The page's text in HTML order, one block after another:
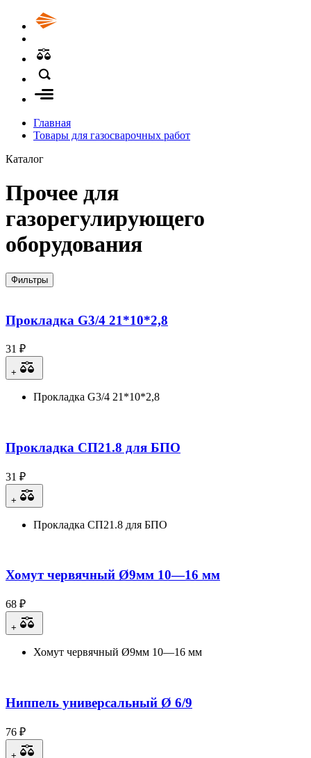
Главная
Товары для газосварочных работ
Каталог
Прочее для
газорегулирующего
оборудования
Фильтры
Прокладка G3/4 21*10*2,8
31 ₽
+
Прокладка G3/4 21*10*2,8
Прокладка СП21.8 для БПО
31 ₽
+
Прокладка СП21.8 для БПО
Хомут червячный Ø9мм 10—16 мм
68 ₽
+
Хомут червячный Ø9мм 10—16 мм
Ниппель универсальный Ø 6/9
76 ₽
+